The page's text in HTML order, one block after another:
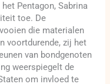
Pentagon, Sabrina
toe. De
die materialen
voortdurende, zij het
van bondgenoten
weerspiegelt de
om invloed te